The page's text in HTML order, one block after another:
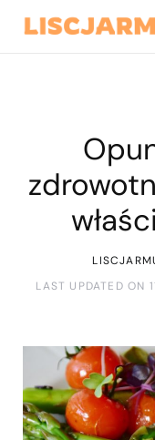
LAST UPDATED ON